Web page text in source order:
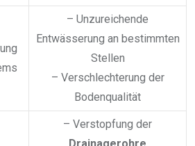
– Unzureichende
Entwässerung an bestimmten
Stellen
– Verschlechterung der
Bodenqualität
– Verstopfung der